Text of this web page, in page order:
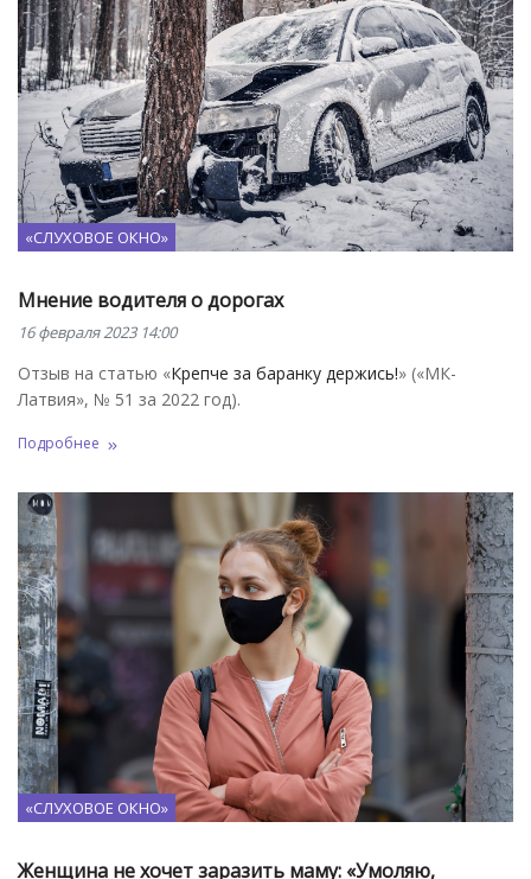
«СЛУХОВОЕ ОКНО»
Мнение водителя о дорогах
16 февраля 2023 14:00
Отзыв на статью «Крепче за баранку держись!» («МК-
Латвия», № 51 за 2022 год).
Подробнее
«СЛУХОВОЕ ОКНО»
Женщина не хочет заразить маму: «Умоляю,